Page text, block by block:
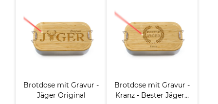
Brotdose mit Gravur -
Jäger Original
Brotdose mit Gravur -
Kranz - Bester Jäger -